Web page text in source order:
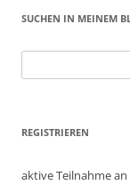
SUCHEN IN MEINEM
nach:
REGISTRIEREN
aktive Teilnahme